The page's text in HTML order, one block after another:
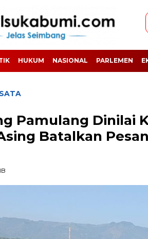
HUKUM NASIONAL PARLEMEN
Pamulang Dinilai
Batalkan